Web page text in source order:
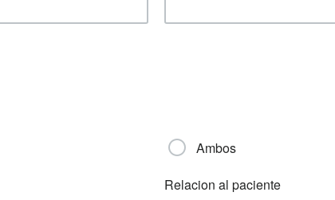
Ambos
Relacion al paciente